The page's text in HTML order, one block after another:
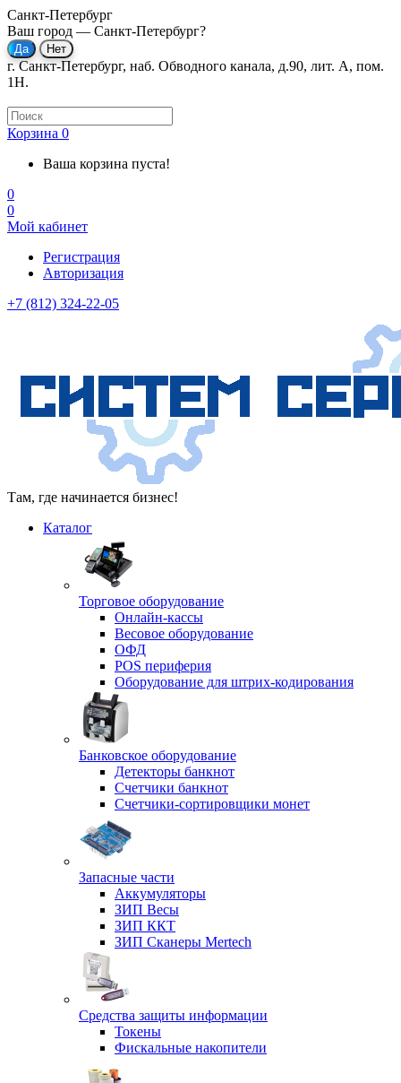
Санкт-Петербург
Ваш город — Санкт-Петербург?
г. Санкт-Петербург, наб. Обводного канала, д.90, лит. А, пом.
1Н.
Корзина 0
Ваша корзина пуста!
0
0
Мой кабинет
Регистрация
Авторизация
+7 (812) 324-22-05
Там, где начинается бизнес!
Каталог
Торговое оборудование
Онлайн-кассы
Весовое оборудование
ОФД
POS периферия
Оборудование для штрих-кодирования
Банковское оборудование
Детекторы банкнот
Счетчики банкнот
Счетчики-сортировщики монет
Запасные части
Аккумуляторы
ЗИП Весы
ЗИП ККТ
ЗИП Сканеры Mertech
Средства защиты информации
Токены
Фискальные накопители